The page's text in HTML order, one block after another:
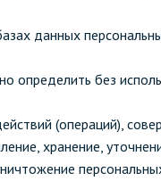
Мебель и
Личная
данных
определить без
(операций),
хранение,